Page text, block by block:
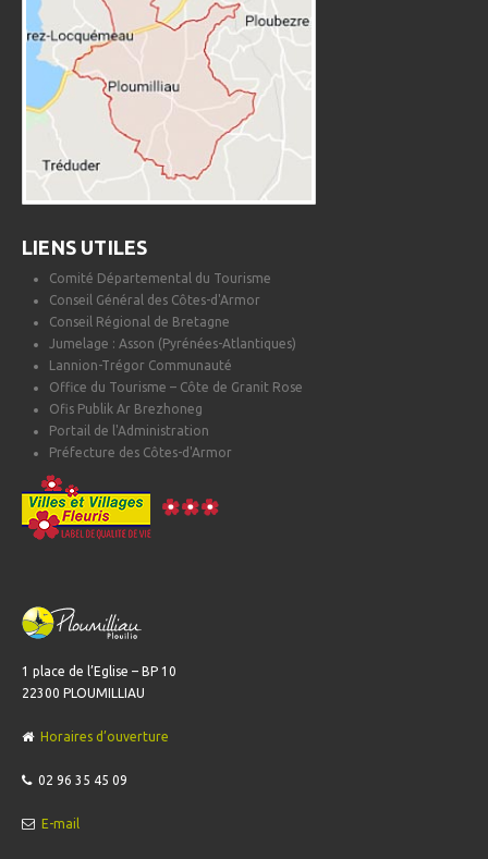
LIENS UTILES
Comité Départemental du Tourisme
Conseil Général des Côtes-d'Armor
Conseil Régional de Bretagne
Jumelage : Asson (Pyrénées-Atlantiques)
Lannion-Trégor Communauté
Office du Tourisme – Côte de Granit Rose
Ofis Publik Ar Brezhoneg
Portail de l'Administration
Préfecture des Côtes-d'Armor
1 place de l’Eglise – BP 10
22300 PLOUMILLIAU
Horaires d’ouverture
02 96 35 45 09
E-mail